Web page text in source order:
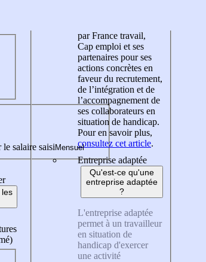
salaire saisi
par France travail,
Cap emploi et ses
partenaires pour ses
actions concrètes en
faveur du recrutement,
de l’intégration et de
l’accompagnement de
ses collaborateurs en
situation de handicap.
Pour en savoir plus,
consultez cet article.
Entreprise adaptée
Qu'est-ce qu'une
entreprise adaptée
?
L'entreprise adaptée
permet à un travailleur
en situation de
handicap d'exercer
une activité